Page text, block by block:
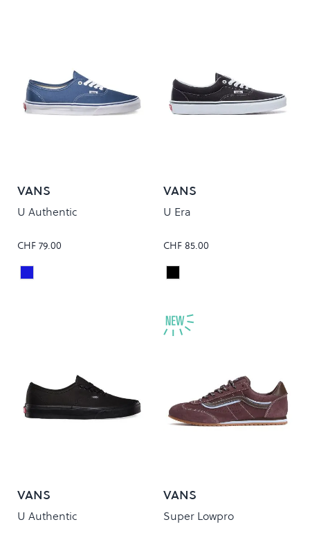
VANS
U Authentic
CHF 79.00
Colour
Navy
VANS
U Era
CHF 85.00
Colour
Black
VANS
U Authentic
VANS
Super Lowpro